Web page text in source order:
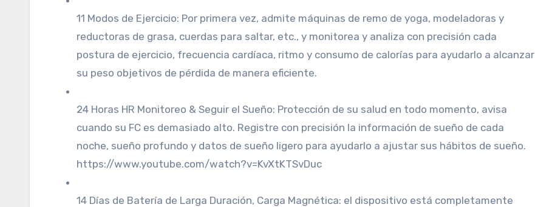
11 Modos de Ejercicio: Por primera vez, admite máquinas de remo de yoga, modeladoras y
reductoras de grasa, cuerdas para saltar, etc., y monitorea y analiza con precisión cada
postura de ejercicio, frecuencia cardíaca, ritmo y consumo de calorías para ayudarlo a alcanzar
su peso objetivos de pérdida de manera eficiente.
24 Horas HR Monitoreo & Seguir el Sueño: Protección de su salud en todo momento, avisa
cuando su FC es demasiado alto. Registre con precisión la información de sueño de cada
noche, sueño profundo y datos de sueño ligero para ayudarlo a ajustar sus hábitos de sueño.
https://www.youtube.com/watch?v=KvXtKTSvDuc
14 Días de Batería de Larga Duración, Carga Magnética: el dispositivo está completamente